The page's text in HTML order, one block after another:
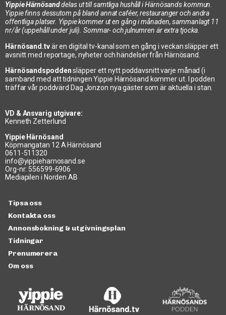
Yippie Härnösanddelas ut till samtliga hushåll i Härnösands kommun.
Yippie finns dessutom på bland annat caféer, restauranger och andra
offentliga platser. Yippie kommer ut en gång i månaden, sammanlagt 11
nr/år (uppehåll under juli). Sommar- och julnumren är extra tjocka.
Härnösand.tvär en digital tv-kanal som en gång i veckan släpper ett
avsnitt med reportage, nyheter och händelser från Härnösand.
Härnösandspoddensläpper ett nytt poddavsnitt varje månad (i
samband med att tidningen Yippie Härnösand kommer ut. I podden
träffar vår poddvärd Dag Jonzon nya gäster som är aktuella i stan.
VD & Ansvarig utgivare:
Kenneth Zetterlund
Yippie Härnösand
Köpmangatan 12 A Härnösand
0611-511320
info@yippieharnosand.se
Org-nr: 556599-6906
Mediapilen i Norden AB
Tipsa oss
Kontakta oss
Annonsbokning & utgivningsplan
Tidningar
Prenumerera
Om oss